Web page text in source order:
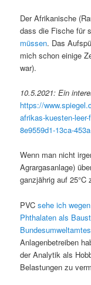
Der Afrikanische
dass die Fische für
müssen. Das
mich schon einige
war).
10.5.2021: Ein
https://
afrikas-kuesten-
8e9559d1-13ca-
Wenn man nicht
Agrargasanlage)
ganzjährig auf 25°C
PVCsehe ich
Phthalaten als
Anlagenbetreiben
der Analytik als
Belastungen zu